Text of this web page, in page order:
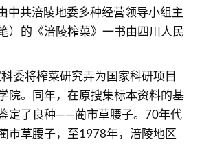
中共涪陵地委多种经营领导小组主
）的《涪陵榨菜》一书由四川人民
委将榨菜研究弄为国家科研项目
院。同年，在原搜集标本资料的基
定了良种——蔺市草腰子。70年代
市草腰子，至1978年，涪陵地区